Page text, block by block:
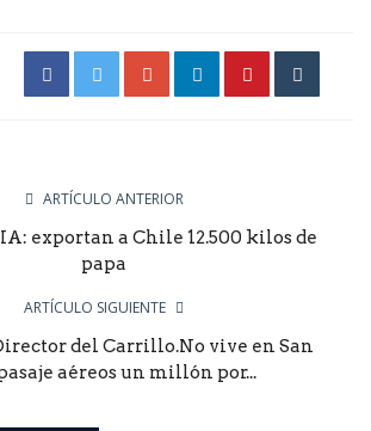
ARTÍCULO ANTERIOR
exportan a Chile 12.500 kilos de
papa
ARTÍCULO SIGUIENTE
del Carrillo.No vive en San
aéreos un millón por...